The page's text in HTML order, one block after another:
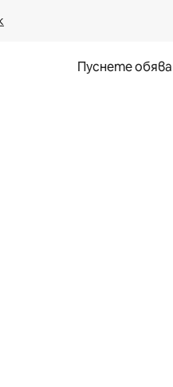
Пуснете
плъзгане.